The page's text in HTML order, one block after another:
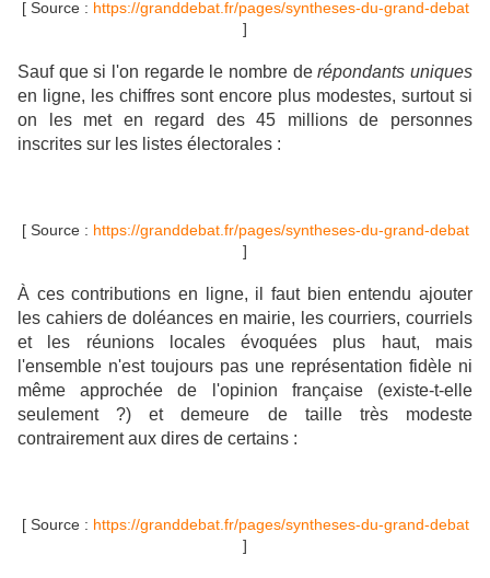
[ Source : https://granddebat.fr/pages/syntheses-du-grand-debat
]
Sauf que si l'on regarde le nombre derépondants uniques
en ligne, les chiffres sont encore plus modestes, surtout si
on les met en regard des 45 millions de personnes
inscrites sur les listes électorales :
[ Source : https://granddebat.fr/pages/syntheses-du-grand-debat
]
À ces contributions en ligne, il faut bien entendu ajouter
les cahiers de doléances en mairie, les courriers, courriels
et les réunions locales évoquées plus haut, mais
l'ensemble n'est toujours pas une représentation fidèle ni
même approchée de l'opinion française (existe-t-elle
seulement ?) et demeure de taille très modeste
contrairement aux dires de certains :
[ Source : https://granddebat.fr/pages/syntheses-du-grand-debat
]